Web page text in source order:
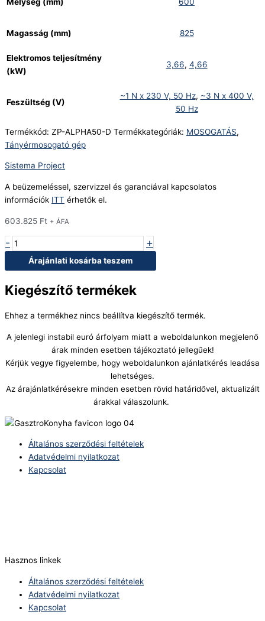
600
Magasság (mm) 825
Elektromos teljesítmény
(kW)
3,66, 4,66
Feszültség (V)
~1 N x 230 V, 50 Hz, ~3 N x 400 V,
50 Hz
Termékkód: ZP-ALPHA50-D Termékkategóriák: MOSOGATÁS,
Tányérmosogató gép
Sistema Project
A beüzemeléssel, szervizzel és garanciával kapcsolatos
információk ITT érhetők el.
603.825 Ft + ÁFA
- +
Árajánlati kosárba teszem
Kiegészítő termékek
Ehhez a termékhez nincs beállítva kiegészítő termék.
A jelenlegi instabil euró árfolyam miatt a weboldalunkon megjelenő
árak minden esetben tájékoztató jellegűek!
Kérjük vegye figyelembe, hogy weboldalunkon ajánlatkérés leadása
lehetséges.
Az árajánlatkérésekre minden esetben rövid határidővel, aktualizált
árakkal válaszolunk.
Általános szerződési feltételek
Adatvédelmi nyilatkozat
Kapcsolat
Hasznos linkek
Általános szerződési feltételek
Adatvédelmi nyilatkozat
Kapcsolat